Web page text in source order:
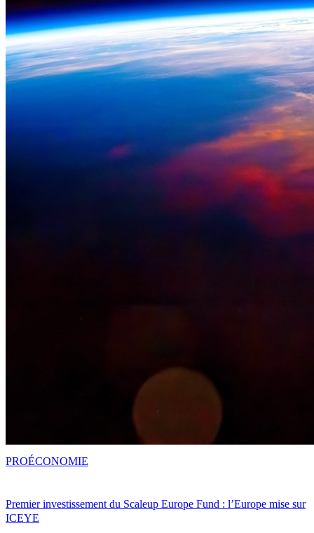
Premier investissement du Scaleup Europe Fund : l’Europe mise sur
ICEYE
PROÉCONOMIE